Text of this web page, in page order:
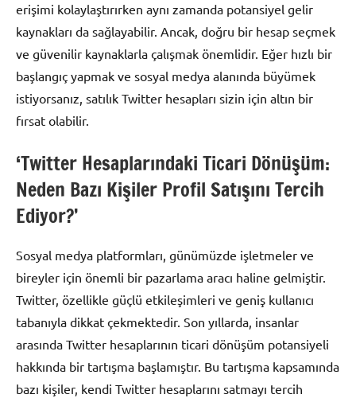
erişimi kolaylaştırırken aynı zamanda potansiyel gelir
kaynakları da sağlayabilir. Ancak, doğru bir hesap seçmek
ve güvenilir kaynaklarla çalışmak önemlidir. Eğer hızlı bir
başlangıç yapmak ve sosyal medya alanında büyümek
istiyorsanız, satılık Twitter hesapları sizin için altın bir
fırsat olabilir.
‘Twitter Hesaplarındaki Ticari Dönüşüm:
Neden Bazı Kişiler Profil Satışını Tercih
Ediyor?’
Sosyal medya platformları, günümüzde işletmeler ve
bireyler için önemli bir pazarlama aracı haline gelmiştir.
Twitter, özellikle güçlü etkileşimleri ve geniş kullanıcı
tabanıyla dikkat çekmektedir. Son yıllarda, insanlar
arasında Twitter hesaplarının ticari dönüşüm potansiyeli
hakkında bir tartışma başlamıştır. Bu tartışma kapsamında
bazı kişiler, kendi Twitter hesaplarını satmayı tercih